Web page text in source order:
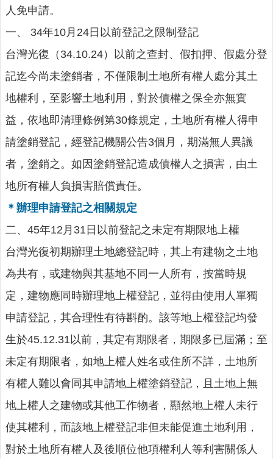
訊
開
民
意
流
相
關
結
廉
政
地
站
導
覽
索
查
詢
關
連
人免申請。
一、 34年10月24日以前登記之限制登記
台灣光復（34.10.24）以前之查封、假扣押、假處分登
記迄今尚未塗銷者，不僅限制土地所有權人處分其土
地權利，至影響土地利用，對於債權之保全亦無實
益，依地即清理條例第30條規定，土地所有權人得申
請塗銷登記，經登記機關公告3個月，期滿無人異議
者，塗銷之。如因塗銷登記造成債權人之損害，由土
地所有權人負損害賠償責任。
＊辦理申請登記之相關規定
二、45年12月31日以前登記之未定有期限地上權
台灣光復初期辦理土地總登記時，其上有建物之土地
為共有，或建物與其基地不同一人所有，按當時規
定，建物應同時辦理地上權登記，並得由使用人單獨
申請登記，其合理性有待斟酌。該等地上權登記均發
生於45.12.31以前，其定有期限者，期限多已屆滿；至
未定有期限者，如地上權人姓名或住所不詳，土地所
有權人難以會同其申請地上權塗銷登記，且土地上無
地上權人之建物或其他工作物者，顯然地上權人未行
使其權利，而該地上權登記非但未能促進土地利用，
對於土地所有權人及後順位他項權利人等利害關係人